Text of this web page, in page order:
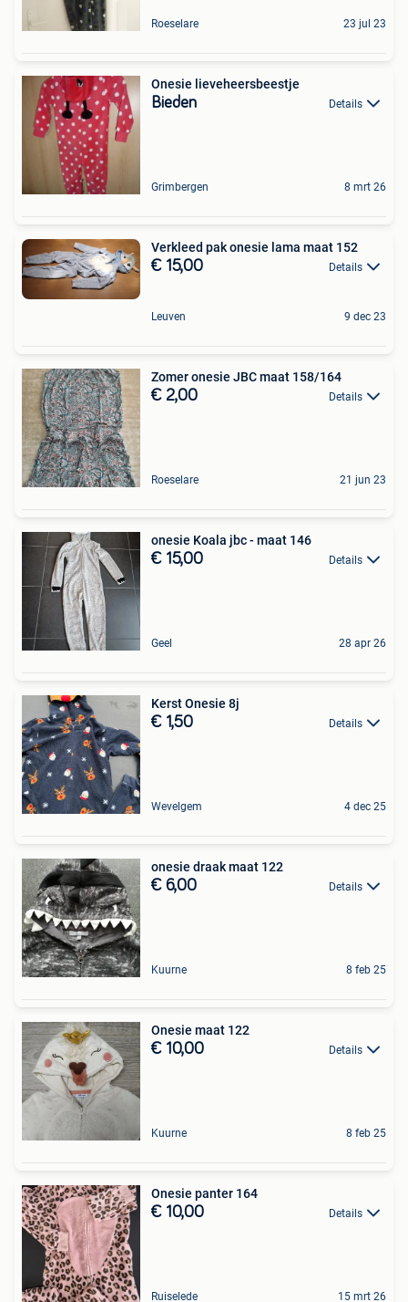
Roeselare 23 jul 23
Onesie lieveheersbeestje
Bieden Details
Grimbergen 8 mrt 26
Verkleed pak onesie lama maat 152
€ 15,00 Details
Leuven 9 dec 23
Zomer onesie JBC maat 158/164
€ 2,00 Details
Roeselare 21 jun 23
onesie Koala jbc - maat 146
€ 15,00 Details
Geel 28 apr 26
Kerst Onesie 8j
€ 1,50 Details
Wevelgem 4 dec 25
onesie draak maat 122
€ 6,00 Details
Kuurne 8 feb 25
Onesie maat 122
€ 10,00 Details
Kuurne 8 feb 25
Onesie panter 164
€ 10,00 Details
Ruiselede 15 mrt 26